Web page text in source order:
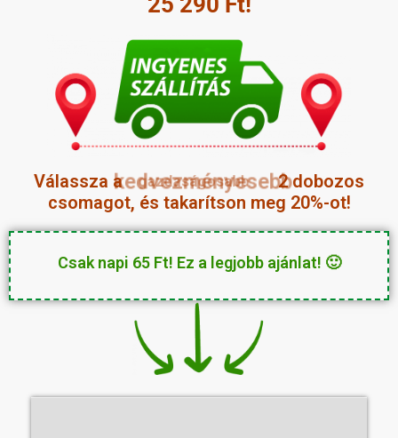
Válassza a kedvezményesebb 2 dobozos
csomagot, és takarítson meg 20%-ot!
Csak napi 65 Ft! Ez a legjobb ajánlat! 🙂